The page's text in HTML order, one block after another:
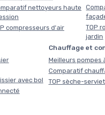
nettoyeurs haute
compresseurs d'air
TOP
jardin
avec bol
Chauffage et
Meilleurs pompes
Comparatif
TOP sèche-